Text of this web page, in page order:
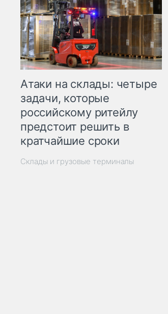
Атаки на склады: четыре
задачи, которые
российскому ритейлу
предстоит решить в
кратчайшие сроки
Склады и грузовые терминалы